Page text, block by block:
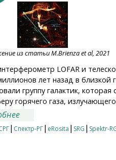
из статьи M.Brienza et al, 2021
LOFAR и
лет назад в близкой
группу галактик,
горячего газа,
радиолучах
| Спектр-РГ| eRosita | SRG | Spektr-